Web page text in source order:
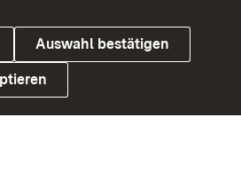
Auswahl bestätigen